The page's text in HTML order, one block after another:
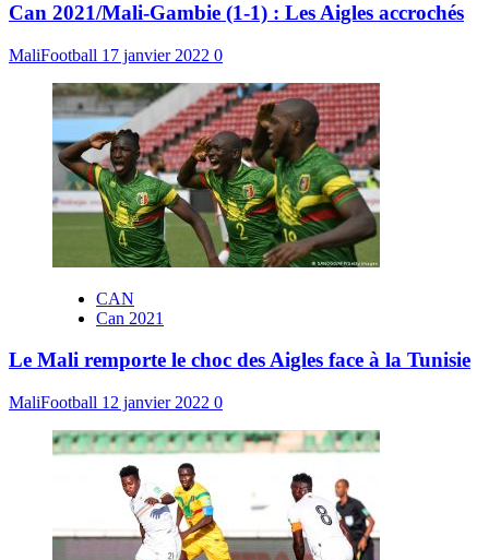
Can 2021/Mali-Gambie (1-1) : Les Aigles accrochés
MaliFootball 17 janvier 2022 0
CAN
Can 2021
Le Mali remporte le choc des Aigles face à la Tunisie
MaliFootball 12 janvier 2022 0